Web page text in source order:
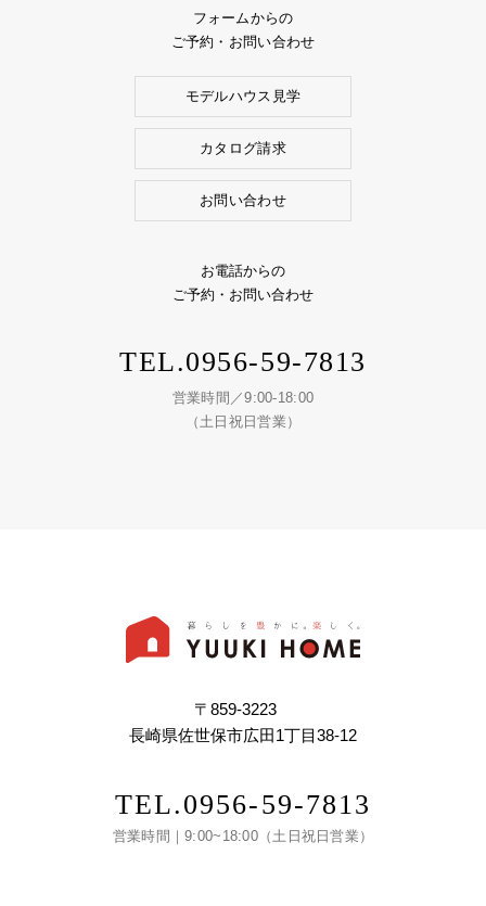
フォームからの
ご予約・お問い合わせ
モデルハウス見学
カタログ請求
お問い合わせ
お電話からの
ご予約・お問い合わせ
TEL.0956-59-7813
営業時間／9:00-18:00
（土日祝日営業）
〒859-3223
長崎県佐世保市広田1丁目38-12
TEL.0956-59-7813
営業時間｜9:00~18:00（土日祝日営業）